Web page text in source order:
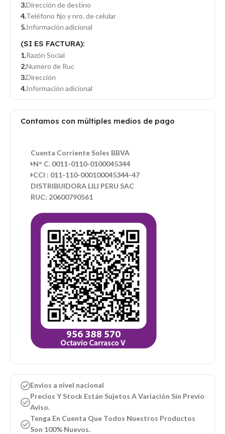
Dirección de destino
Teléfono fijo y nro. de celular
Información adicional
(SI ES FACTURA):
Razón Social
Numero de Ruc
Dirección
Información adicional
Contamos con múltiples medios de pago
Cuenta Corriente Soles BBVA
N° C. 0011-0110-0100045344
CCI : 011-110-000100045344-47
DISTRIBUIDORA LILI PERU SAC
RUC: 20600790561
Envios a nivel nacional
Precios Y Stock Están Sujetos A Variación Sin Previo
Aviso.
Tenga En Cuenta Que Todos Nuestros Productos
Son 100% Nuevos.